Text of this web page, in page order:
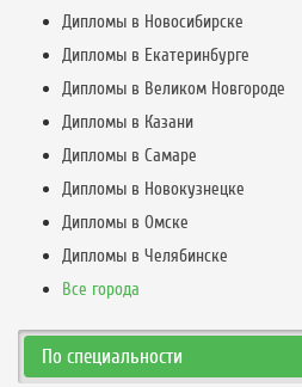
Дипломы в Новосибирске
Дипломы в Екатеринбурге
Дипломы в Великом Новгороде
Дипломы в Казани
Дипломы в Самаре
Дипломы в Новокузнецке
Дипломы в Омске
Дипломы в Челябинске
Все города
По специальности